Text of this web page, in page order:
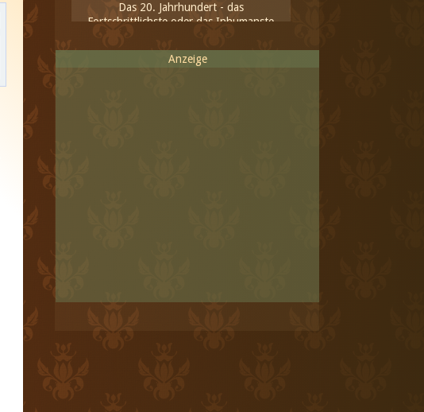
Das 20. Jahrhundert - das
Fortschrittlichste oder das Inhumanste
Anzeige